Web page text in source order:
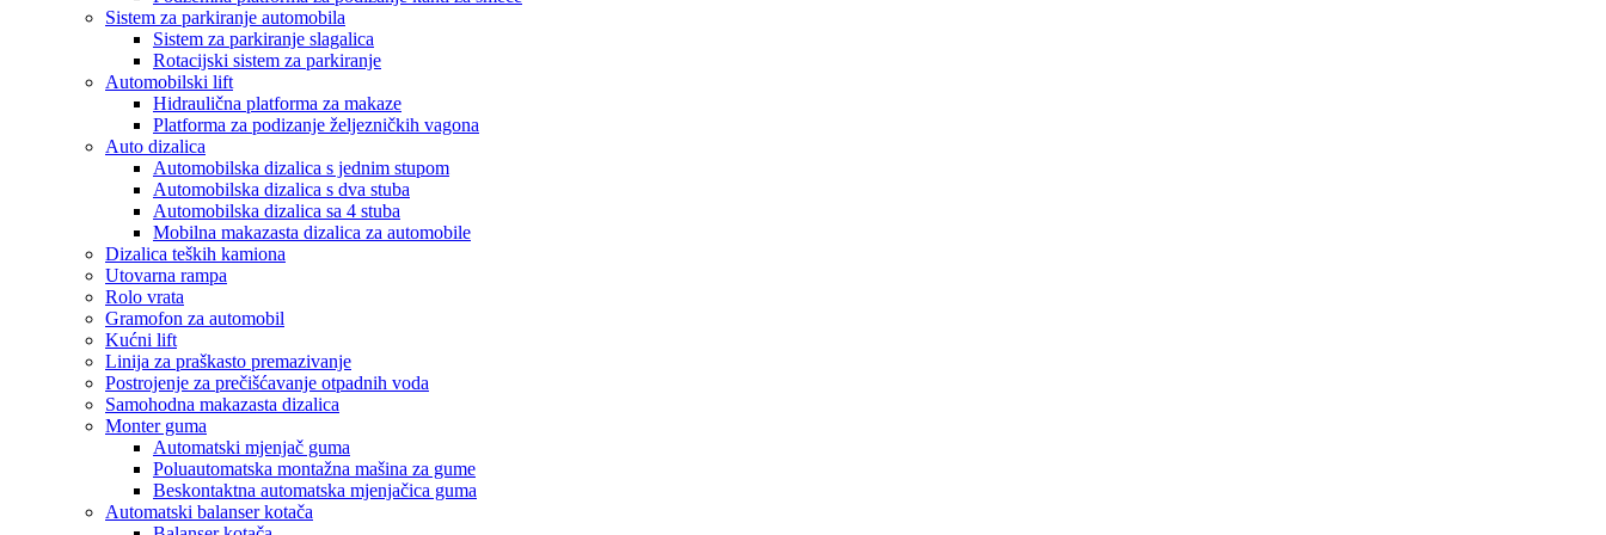
Sistem za parkiranje automobila
Sistem za parkiranje slagalica
Rotacijski sistem za parkiranje
Automobilski lift
Hidraulična platforma za makaze
Platforma za podizanje željezničkih vagona
Auto dizalica
Automobilska dizalica s jednim stupom
Automobilska dizalica s dva stuba
Automobilska dizalica sa 4 stuba
Mobilna makazasta dizalica za automobile
Dizalica teških kamiona
Utovarna rampa
Rolo vrata
Gramofon za automobil
Kućni lift
Linija za praškasto premazivanje
Postrojenje za prečišćavanje otpadnih voda
Samohodna makazasta dizalica
Monter guma
Automatski mjenjač guma
Poluautomatska montažna mašina za gume
Beskontaktna automatska mjenjačica guma
Automatski balanser kotača